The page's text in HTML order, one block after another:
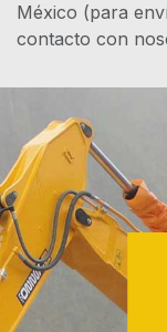
México (para
contacto con